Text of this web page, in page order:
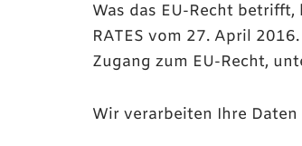
Was das EU-Recht betrifft,
RATES vom 27. April
Zugang zum EU-Recht,
Wir verarbeiten Ihre